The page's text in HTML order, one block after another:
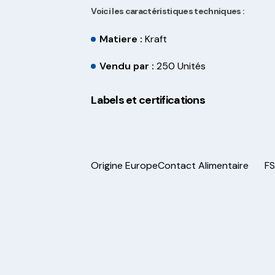
Voici les caractéristiques techniques :
Matiere :Kraft
Vendu par :250 Unités
Labels et certifications
Origine EuropeContact Alimentaire